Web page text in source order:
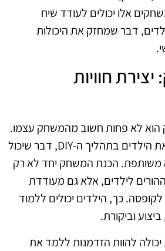
אלו יכולים לעודד שיח
דבר שמחזק את היכולות
חוויות
לא פחות חשוב מהמשחק עצמו.
ההורים יכולים לשתף את הילדים בתהליך ה-DIY, דבר שיכול
משותפת. הכנת המשחק יחד לא רק
לילדים, אלא גם מעודדת
לקופסה. כך, הילדים יכולים ללמוד
וביקורת.
להוות הזדמנות ללמד את